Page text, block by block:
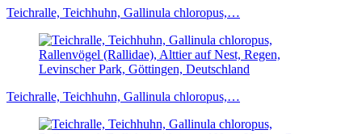
Teichralle, Teichhuhn, Gallinula chloropus,…
Teichralle, Teichhuhn, Gallinula chloropus,…